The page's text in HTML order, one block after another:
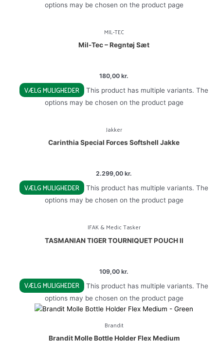
options may be chosen on the product page
MIL-TEC
Mil-Tec – Regntøj Sæt
180,00 kr.
VÆLG MULIGHEDER
This product has multiple variants. The
options may be chosen on the product page
Jakker
Carinthia Special Forces Softshell Jakke
2.299,00 kr.
VÆLG MULIGHEDER
This product has multiple variants. The
options may be chosen on the product page
IFAK & Medic Tasker
TASMANIAN TIGER TOURNIQUET POUCH II
109,00 kr.
VÆLG MULIGHEDER
This product has multiple variants. The
options may be chosen on the product page
Brandit
Brandit Molle Bottle Holder Flex Medium